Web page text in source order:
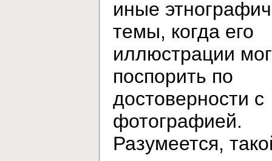
иные
темы, когда его
иллюстрации
поспорить по
достоверности с
фотографией.
Разумеется,